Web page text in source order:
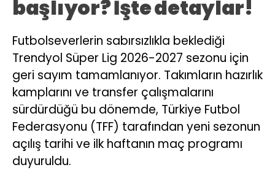
başlıyor? İşte detaylar!
Futbolseverlerin sabırsızlıkla beklediği
Trendyol Süper Lig 2026-2027 sezonu için
geri sayım tamamlanıyor. Takımların hazırlık
kamplarını ve transfer çalışmalarını
sürdürdüğü bu dönemde, Türkiye Futbol
Federasyonu (TFF) tarafından yeni sezonun
açılış tarihi ve ilk haftanın maç programı
duyuruldu.